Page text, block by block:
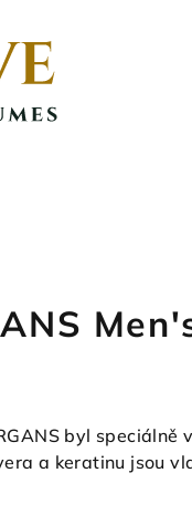
byl
a keratinu jsou